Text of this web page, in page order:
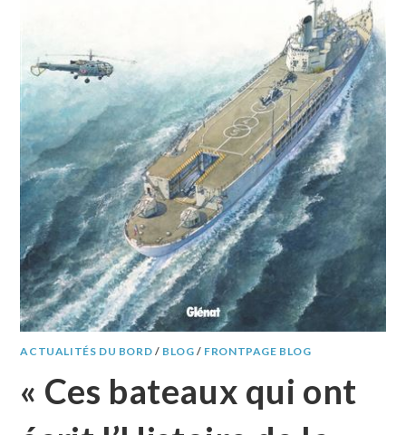
ACTUALITÉS DU BORD / BLOG / FRONTPAGE BLOG
« Ces bateaux qui ont